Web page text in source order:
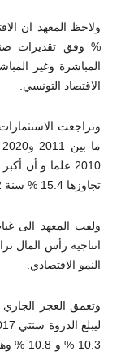
% وفق تقديرات
المباشرة وغير
الاقتصاد التونسي.
تجاوزها 15.4 % سنة 2022.
ولفت المعهد الى
انتاجية رأس المال
النمو الاقتصادي.
10.3